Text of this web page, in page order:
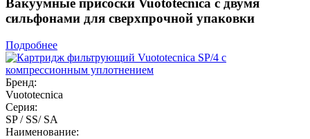
Вакуумные присоски Vuototecnica с двумя
сильфонами для сверхпрочной упаковки
Подробнее
Бренд:
Vuototecnica
Серия:
SP / SS/ SA
Наименование: